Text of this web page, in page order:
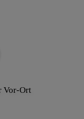
Vor-Ort